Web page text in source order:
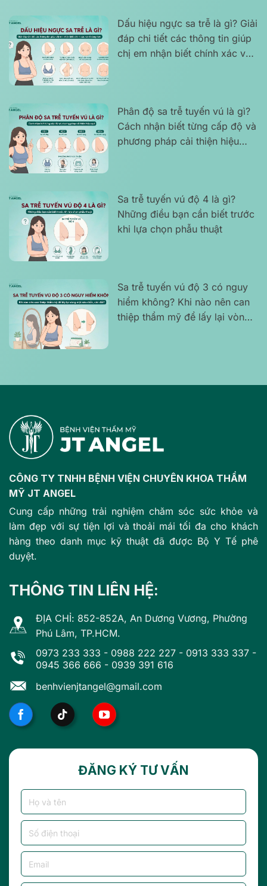
Dấu hiệu ngực sa trễ là gì? Giải
đáp chi tiết các thông tin giúp
chị em nhận biết chính xác và
Phân độ sa trễ tuyến vú là gì?
Cách nhận biết từng cấp độ và
phương pháp cải thiện hiệu
Sa trễ tuyến vú độ 4 là gì?
Những điều bạn cần biết trước
khi lựa chọn phẫu thuật
Sa trễ tuyến vú độ 3 có nguy
hiểm không? Khi nào nên can
thiệp thẩm mỹ để lấy lại vòng
CÔNG TY TNHH BỆNH VIỆN CHUYÊN KHOA THẨM
MỸ JT ANGEL
Cung cấp những trải nghiệm chăm sóc sức khỏe và
làm đẹp với sự tiện lợi và thoải mái tối đa cho khách
hàng theo danh mục kỹ thuật đã được Bộ Y Tế phê
duyệt.
THÔNG TIN LIÊN HỆ:
ĐỊA CHỈ: 852-852A, An Dương Vương, Phường
Phú Lâm, TP.HCM.
0973 233 333 - 0988 222 227 - 0913 333 337 -
0945 366 666 - 0939 391 616
benhvienjtangel@gmail.com
ĐĂNG KÝ TƯ VẤN